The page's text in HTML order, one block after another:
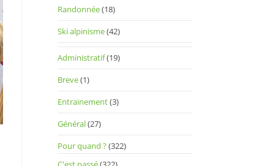
Randonnée(18)
Ski alpinisme(42)
Administratif(19)
Breve(1)
Entrainement(3)
Général(27)
Pour quand ?(322)